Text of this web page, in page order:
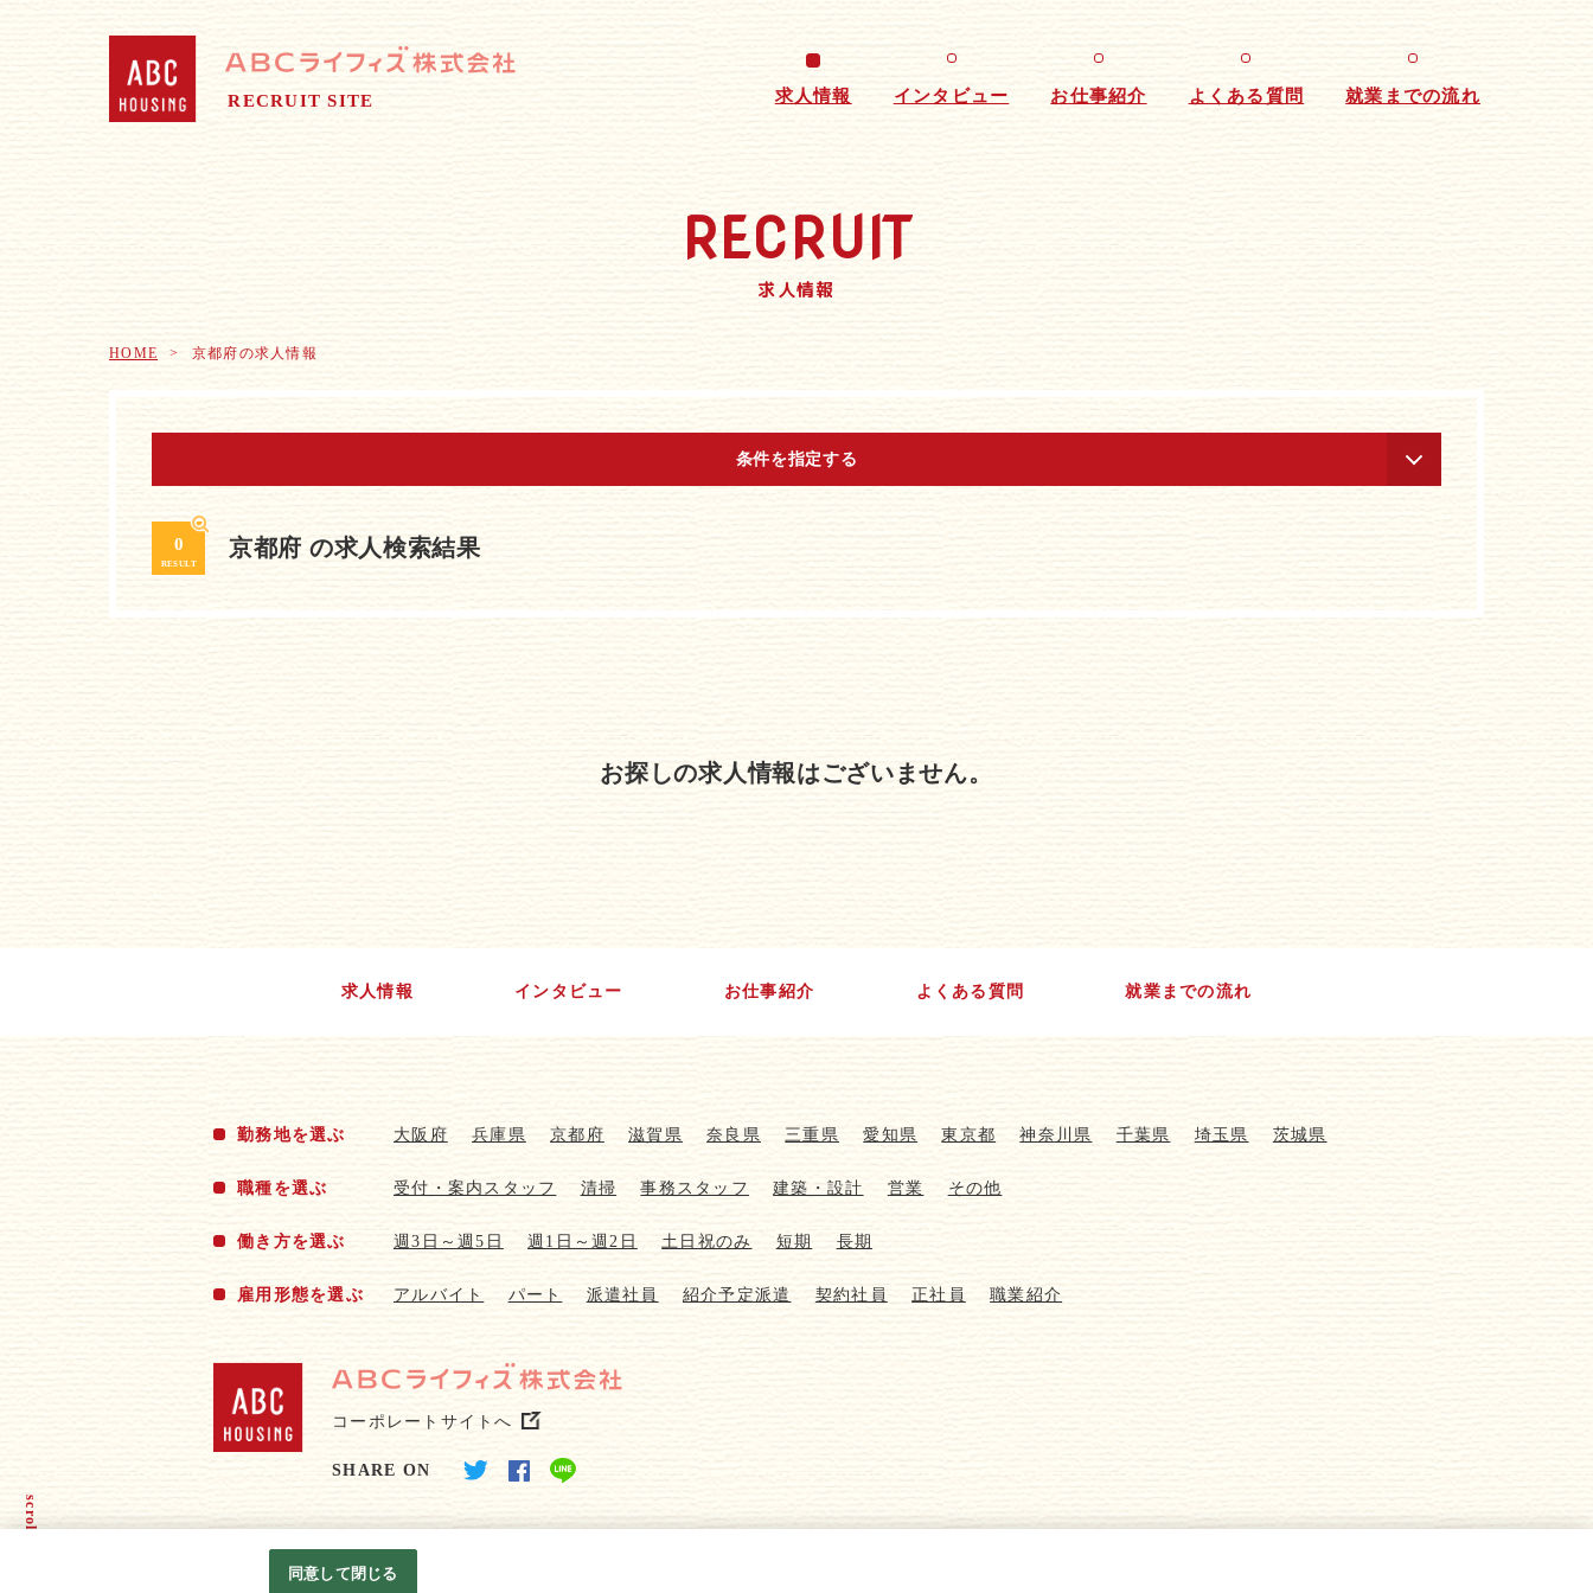
scroll
RECRUIT SITE 求人情報 インタビュー お仕事紹介 よくある質問 就業までの流れ
RECRUIT
求人情報
HOME 京都府の求人情報
条件を指定する
0
RESULT
京都府 の求人検索結果
お探しの求人情報はございません。
求人情報 インタビュー お仕事紹介 よくある質問 就業までの流れ
勤務地を選ぶ 大阪府 兵庫県 京都府 滋賀県 奈良県 三重県 愛知県 東京都 神奈川県 千葉県 埼玉県 茨城県
職種を選ぶ 受付・案内スタッフ 清掃 事務スタッフ 建築・設計 営業 その他
働き方を選ぶ 週3日～週5日 週1日～週2日 土日祝のみ 短期 長期
雇用形態を選ぶ アルバイト パート 派遣社員 紹介予定派遣 契約社員 正社員 職業紹介
コーポレートサイトへ
SHARE ON
同意して閉じる